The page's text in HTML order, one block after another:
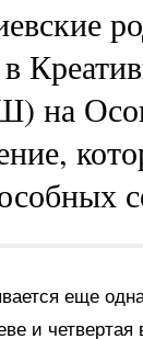
в
еще
и